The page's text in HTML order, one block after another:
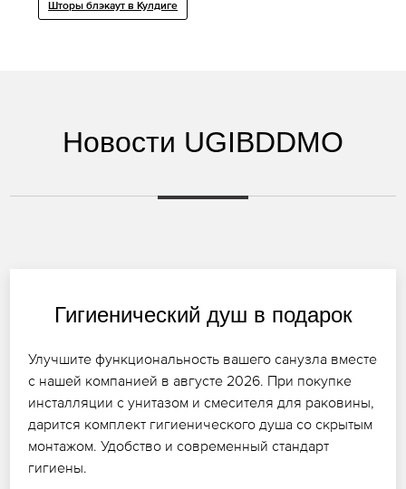
Шторы блэкаут в Кулдиге
Новости UGIBDDMO
Гигиенический душ в подарок
Улучшите функциональность вашего санузла вместе
с нашей компанией в августе 2026. При покупке
инсталляции с унитазом и смесителя для раковины,
дарится комплект гигиенического душа со скрытым
монтажом. Удобство и современный стандарт
гигиены.